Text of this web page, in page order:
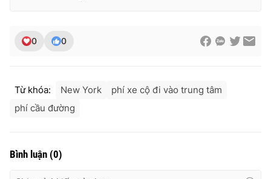
0 0
Từ khóa: New York
phí xe cộ đi vào trung tâm
phí cầu đường
Bình luận (0)